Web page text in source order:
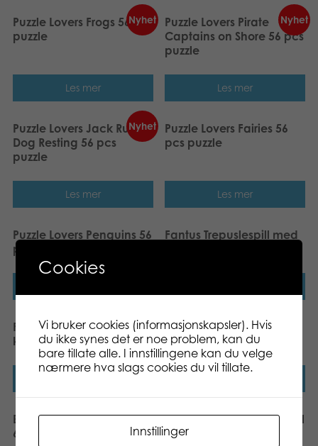
Nyhet
Puzzle Lovers Frogs 56 pcs
puzzle
Les mer
Nyhet
Puzzle Lovers Pirate
Captains on Shore 56 pcs
puzzle
Les mer
Nyhet
Puzzle Lovers Jack Russel
Dog Resting 56 pcs
puzzle
Les mer
Puzzle Lovers Fairies 56
pcs puzzle
Les mer
Puzzle Lovers Penguins 56
pcs puzzle
Fantus Trepuslespill med
Fantus Trepuslespill med
knotter Bondegård
Vi lærer oss Telling
gulvpuslespill
Babblarna Titteipuslespill
6 brikker
Babblarna Figurpuslespill
6 brikker
Cookies
Vi bruker cookies (informasjonskapsler). Hvis
du ikke synes det er noe problem, kan du
bare tillate alle. I innstillingene kan du velge
nærmere hva slags cookies du vil tillate.
Innstillinger